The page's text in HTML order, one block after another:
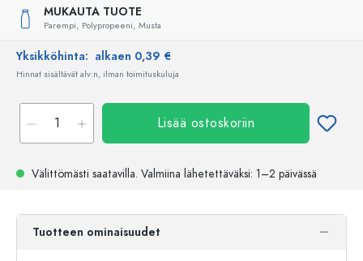
MUKAUTA TUOTE
Parempi, Polypropeeni, Musta
Yksikköhinta: alkaen 0,39 €
Hinnat sisältävät alv:n, ilman toimituskuluja
Lisää ostoskoriin
Välittömästi saatavilla. Valmiina lähetettäväksi: 1–2 päivässä
Tuotteen ominaisuudet